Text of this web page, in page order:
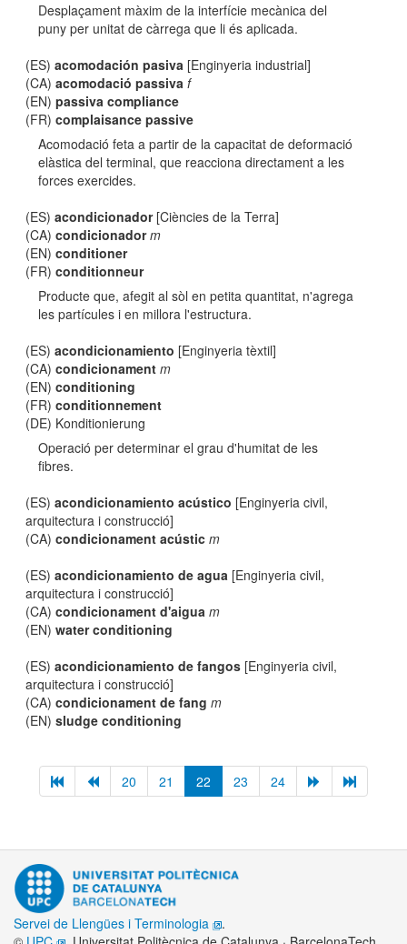
Desplaçament màxim de la interfície mecànica del
puny per unitat de càrrega que li és aplicada.
(ES)acomodación pasiva [Enginyeria industrial]
(CA)acomodació passiva f
(EN)passiva compliance
(FR)complaisance passive
Acomodació feta a partir de la capacitat de deformació
elàstica del terminal, que reacciona directament a les
forces exercides.
(ES)acondicionador[Ciències de la Terra]
(CA)condicionador m
(EN)conditioner
(FR)conditionneur
Producte que, afegit al sòl en petita quantitat, n'agrega
les partícules i en millora l'estructura.
(ES)acondicionamiento [Enginyeria tèxtil]
(CA)condicionament m
(EN)conditioning
(FR)conditionnement
(DE) Konditionierung
Operació per determinar el grau d'humitat de les
fibres.
(ES)acondicionamiento acústico [Enginyeria civil,
arquitectura i construcció]
(CA)condicionament acústic m
(ES)acondicionamiento de agua [Enginyeria civil,
arquitectura i construcció]
(CA)condicionament d'aigua m
(EN)water conditioning
(ES)acondicionamiento de fangos [Enginyeria civil,
arquitectura i construcció]
(CA)condicionament de fang m
(EN)sludge conditioning
20 21 22 23 24
Servei de Llengües i Terminologia
.